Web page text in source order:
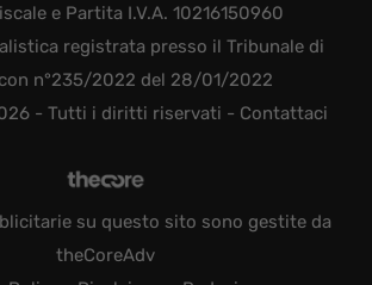
e Partita I.V.A. 10216150960
registrata presso il Tribunale di
n°235/2022 del 28/01/2022
- Tutti i diritti riservati - Contattaci
su questo sito sono gestite da
theCoreAdv